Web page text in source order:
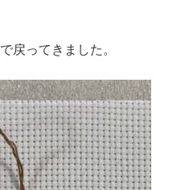
戻ってきました。